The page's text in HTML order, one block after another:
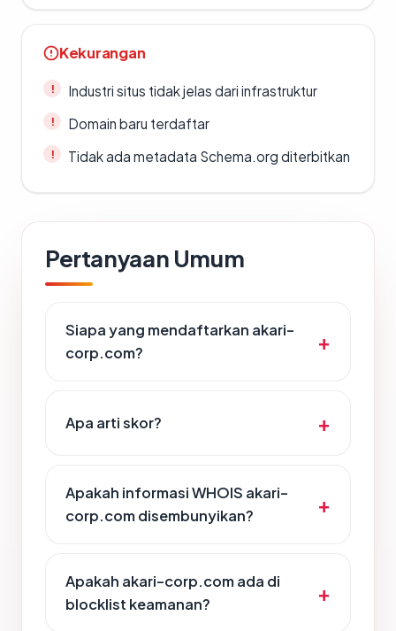
Kekurangan
Industri situs tidak jelas dari infrastruktur
Domain baru terdaftar
Tidak ada metadata Schema.org diterbitkan
Pertanyaan Umum
Siapa yang mendaftarkan akari-
corp.com?
Apa arti skor?
Apakah informasi WHOIS akari-
corp.com disembunyikan?
Apakah akari-corp.com ada di
blocklist keamanan?